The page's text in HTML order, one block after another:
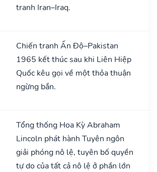
tranh Iran–Iraq.
Chiến tranh Ấn Độ–Pakistan
1965 kết thúc sau khi Liên Hiệp
Quốc kêu gọi về một thỏa thuận
ngừng bắn.
Tổng thống Hoa Kỳ Abraham
Lincoln phát hành Tuyên ngôn
giải phóng nô lệ, tuyên bố quyền
tự do của tất cả nô lệ ở phần lớn